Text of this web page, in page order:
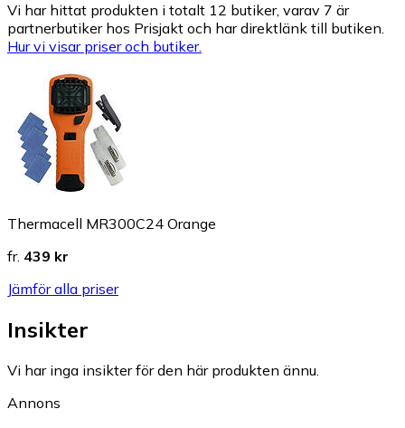
Vi har hittat produkten i totalt 12 butiker, varav 7 är
partnerbutiker hos Prisjakt och har direktlänk till butiken.
Hur vi visar priser och butiker.
Thermacell MR300C24 Orange
fr. 439 kr
Jämför alla priser
Insikter
Vi har inga insikter för den här produkten ännu.
Annons